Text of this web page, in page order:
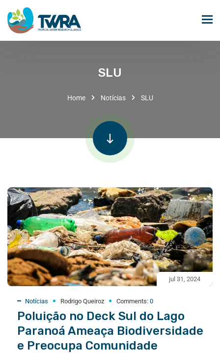
SLU
Home Notícias SLU
jul 31, 2024
Notícias Rodrigo Queiroz Comments: 0
Poluição no Deck Sul do Lago
Paranoá Ameaça Biodiversidade
e Preocupa Comunidade